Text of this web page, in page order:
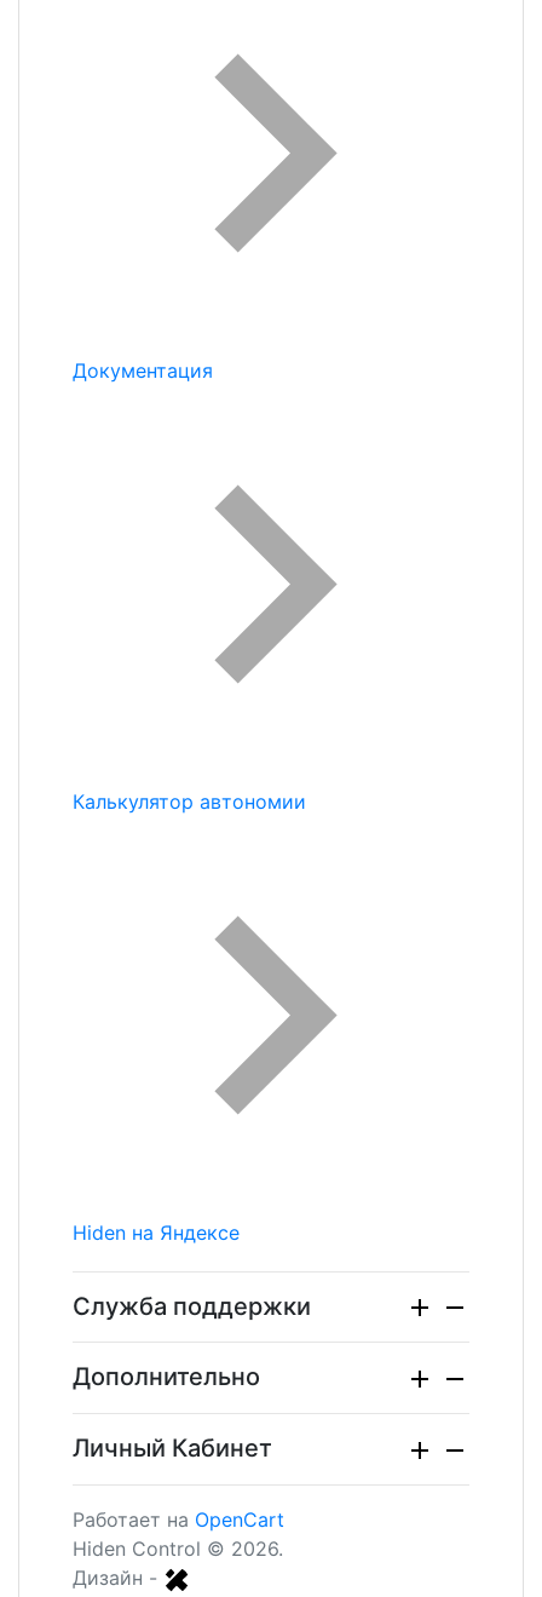
Документация
Калькулятор автономии
Hiden на Яндексе
Служба поддержки
Дополнительно
Личный Кабинет
Работает на OpenCart
Hiden Control © 2026.
Дизайн -